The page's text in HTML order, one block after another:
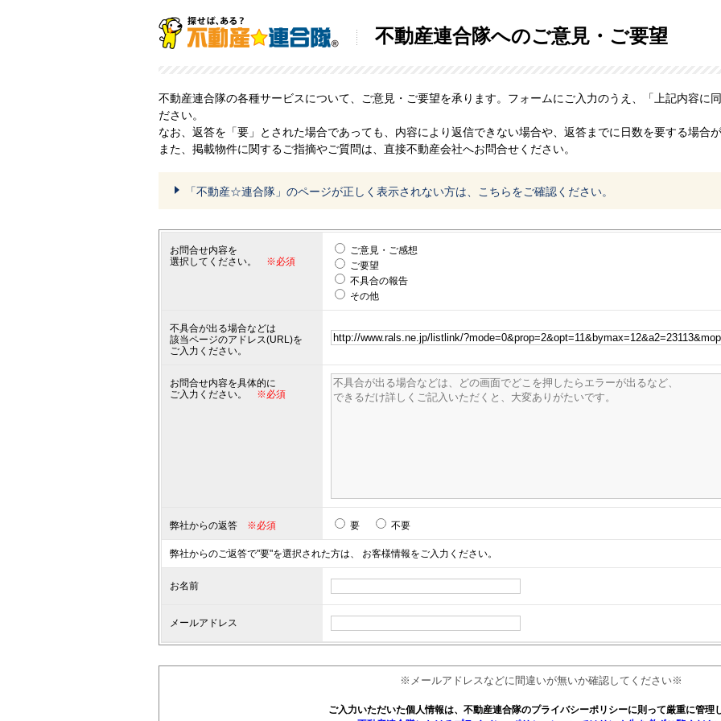
不動産連合隊へのご意見・ご要望
不動産連合隊の各種サービスについて、ご意見・ご要望を承ります。フォームにご入力のうえ、「上記内容に
ださい。
なお、返答を「要」とされた場合であっても、内容により返信できない場合や、返答までに日数を要する場合
また、掲載物件に関するご指摘やご質問は、直接不動産会社へお問合せください。
「不動産☆連合隊」のページが正しく表示されない方は、こちらをご確認ください。
お問合せ内容を
選択してください。
※必須
ご意見・ご感想
ご要望
不具合の報告
その他
不具合が出る場合などは
該当ページのアドレス(URL)を
ご入力ください。
お問合せ内容を具体的に
ご入力ください。
※必須
弊社からの返答 ※必須 要 不要
弊社からのご返答で"要"を選択された方は、 お客様情報をご入力ください。
お名前
メールアドレス
※メールアドレスなどに間違いが無いか確認してください※
ご入力いただいた個人情報は、不動産連合隊のプライバシーポリシーに則って厳重に管理